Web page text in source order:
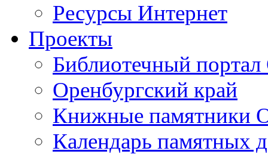
Ресурсы Интернет
Проекты
Библиотечный портал
Оренбургский край
Книжные памятники
Календарь памятных